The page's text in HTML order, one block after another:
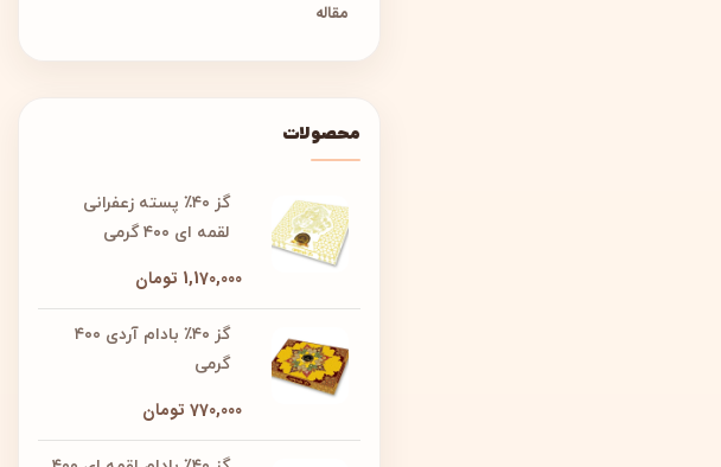
مقاله
محصولات
گز ۴۰٪ پسته زعفرانی
لقمه ای ۴۰۰ گرمی
1,170,000 تومان
گز ۴۰٪ بادام آردی ۴۰۰
گرمی
770,000 تومان